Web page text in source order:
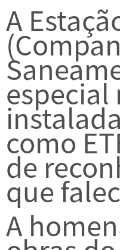
A
especial
como
de
que
A